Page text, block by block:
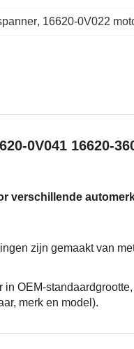
, 16620-0V022
0V041
zijn gemaakt van
OEM-
merk en model).